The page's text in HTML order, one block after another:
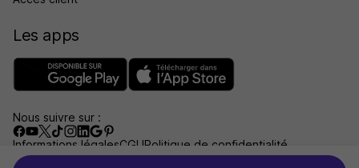
Les apps
Nous suivre sur :
Informations légalesCGUPolitique de confidentialité
Gérer les traceursAccessibilité : non conforme